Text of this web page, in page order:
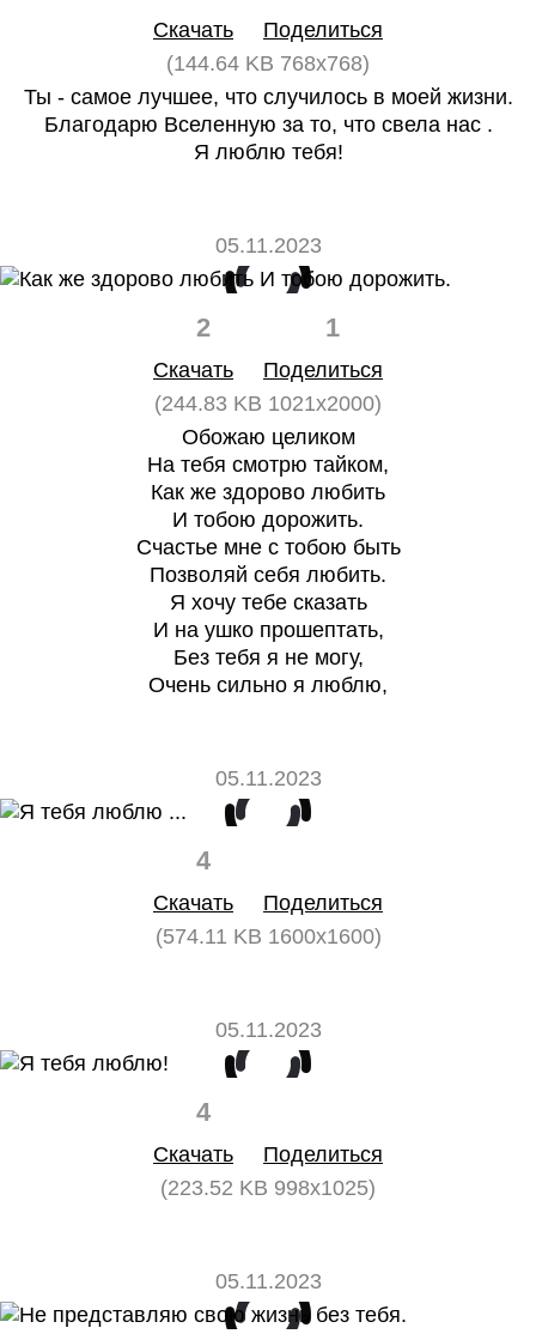
Скачать
Поделиться
(144.64 KB 768x768)
Ты - самое лучшее, что случилось в моей жизни.
Благодарю Вселенную за то, что свела нас .
Я люблю тебя!
05.11.2023
2 1
Скачать
Поделиться
(244.83 KB 1021x2000)
Обожаю целиком
На тебя смотрю тайком,
Как же здорово любить
И тобою дорожить.
Счастье мне с тобою быть
Позволяй себя любить.
Я хочу тебе сказать
И на ушко прошептать,
Без тебя я не могу,
Очень сильно я люблю,
05.11.2023
4
Скачать
Поделиться
(574.11 KB 1600x1600)
05.11.2023
4
Скачать
Поделиться
(223.52 KB 998x1025)
05.11.2023